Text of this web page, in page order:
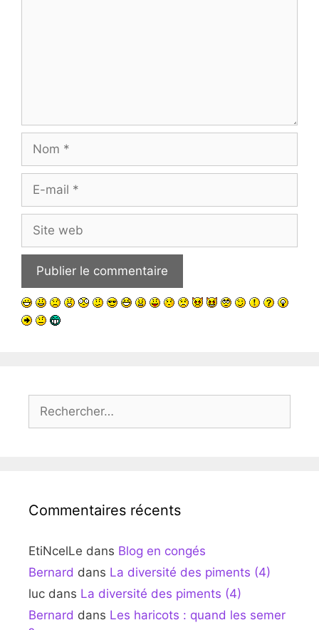
mail
web
Commentaires récents
EtiNcelLe dans Blog en congés
Bernard dans La diversité des piments (4)
luc dans La diversité des piments (4)
Bernard dans Les haricots : quand les semer